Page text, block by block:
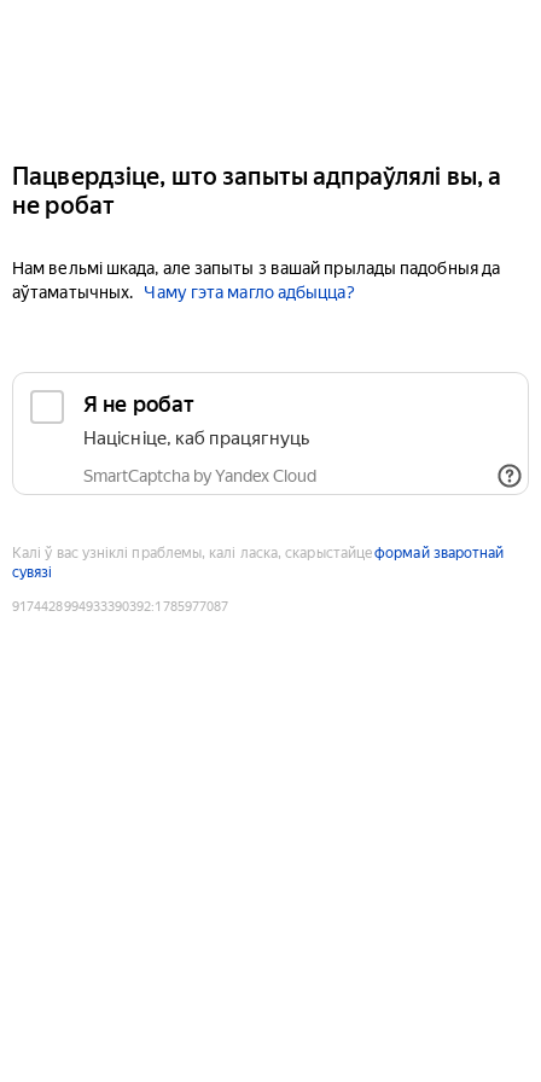
Пацвердзіце, што запыты адпраўлялі вы, а
не робат
Нам вельмі шкада, але запыты з вашай прылады падобныя да
аўтаматычных.
Чаму гэта магло адбыцца?
Я не робат
Націсніце, каб працягнуць
SmartCaptcha by Yandex Cloud
Калі ў вас узніклі праблемы, калі ласка, скарыстайцеформай зваротнай
сувязі
9174428994933390392:1785977087